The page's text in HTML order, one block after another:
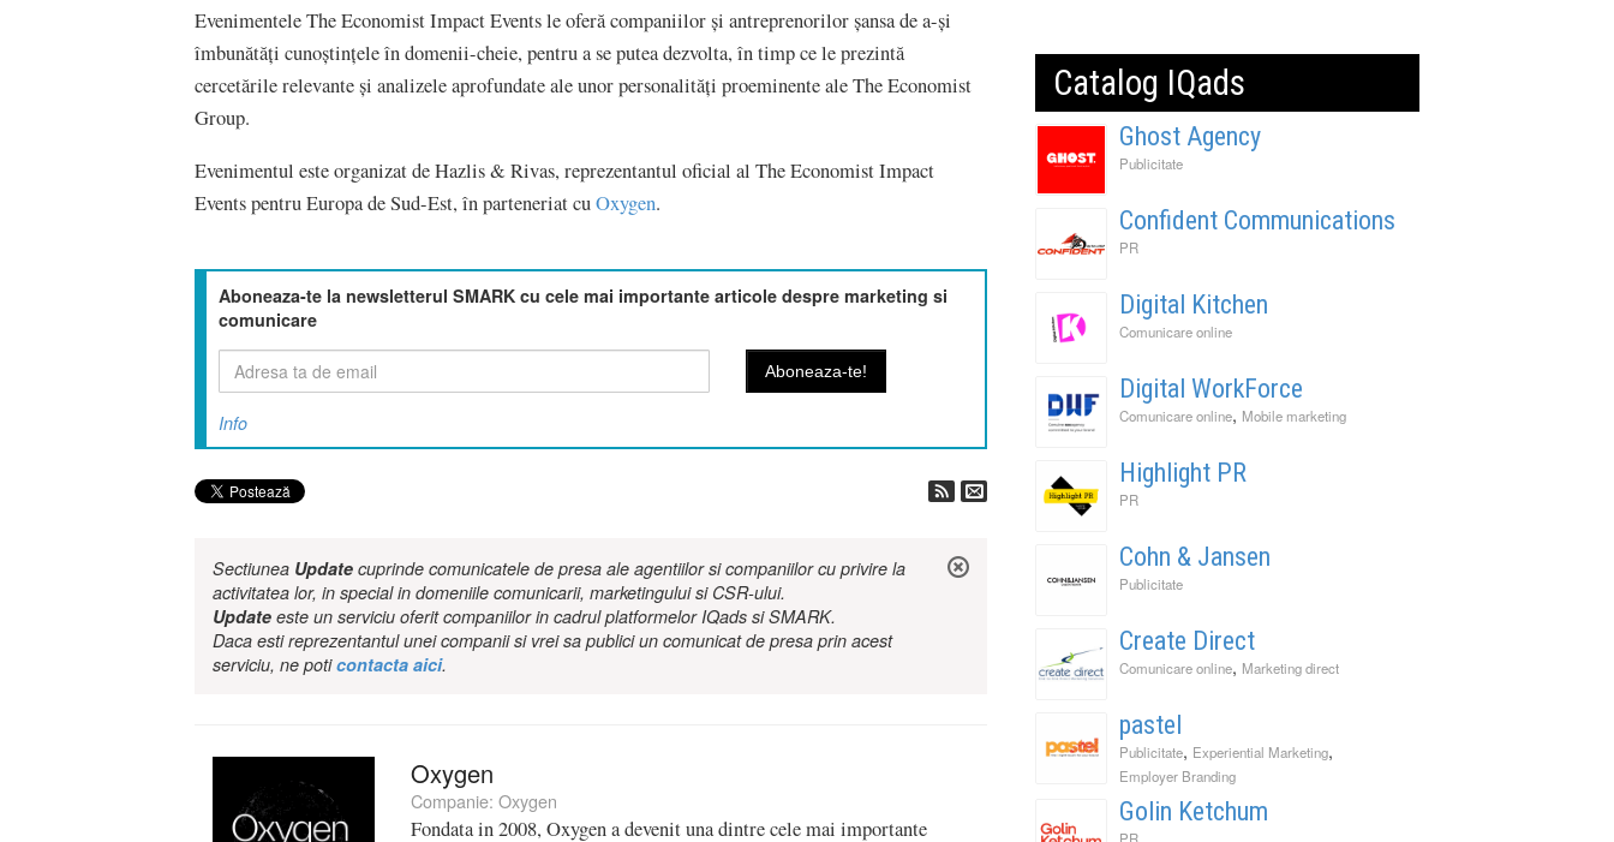
Evenimentele The Economist Impact Events le oferă companiilor și antreprenorilor șansa de a-și
îmbunătăți cunoștințele în domenii-cheie, pentru a se putea dezvolta, în timp ce le prezintă
cercetările relevante și analizele aprofundate ale unor personalități proeminente ale The Economist
Group.
Evenimentul este organizat de Hazlis & Rivas, reprezentantul oficial al The Economist Impact
Events pentru Europa de Sud-Est, în parteneriat cuOxygen.
Aboneaza-te la newsletterul SMARK cu cele mai importante articole despre marketing si
comunicare
Info
Sectiunea Update cuprinde comunicatele de presa ale agentiilor si companiilor cu privire la
activitatea lor, in special in domeniile comunicarii, marketingului si CSR-ului.
Update este un serviciu oferit companiilor in cadrul platformelor IQads si SMARK.
Daca esti reprezentantul unei companii si vrei sa publici un comunicat de presa prin acest
serviciu, ne poticontacta aici.
Oxygen
Companie: Oxygen
Fondata in 2008, Oxygen a devenit una dintre cele mai importante
Catalog IQads
Ghost Agency
Publicitate
Confident Communications
PR
Digital Kitchen
Comunicare online
Digital WorkForce
Comunicare online, Mobile marketing
Highlight PR
PR
Cohn & Jansen
Publicitate
Create Direct
Comunicare online, Marketing direct
pastel
Publicitate, Experiential Marketing,
Employer Branding
Golin Ketchum